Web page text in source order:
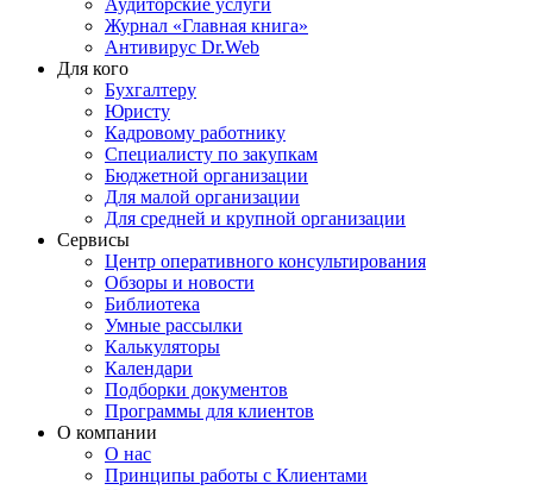
Аудиторские услуги
Журнал «Главная книга»
Антивирус Dr.Web
Для кого
Бухгалтеру
Юристу
Кадровому работнику
Специалисту по закупкам
Бюджетной организации
Для малой организации
Для средней и крупной организации
Сервисы
Центр оперативного консультирования
Обзоры и новости
Библиотека
Умные рассылки
Калькуляторы
Календари
Подборки документов
Программы для клиентов
О компании
О нас
Принципы работы с Клиентами